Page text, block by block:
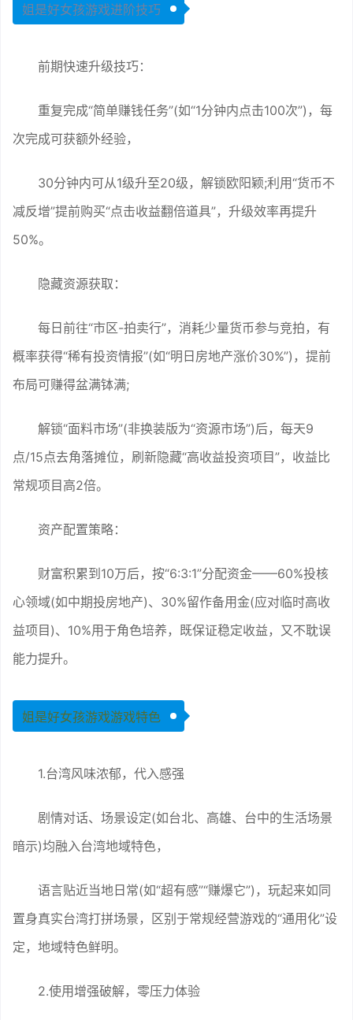
姐是好女孩游戏进阶技巧
前期快速升级技巧：
重复完成“简单赚钱任务”(如“1分钟内点击100次”)，每
次完成可获额外经验，
30分钟内可从1级升至20级，解锁欧阳颖;利用“货币不
减反增”提前购买“点击收益翻倍道具”，升级效率再提升
50%。
隐藏资源获取：
每日前往“市区-拍卖行”，消耗少量货币参与竞拍，有
概率获得“稀有投资情报”(如“明日房地产涨价30%”)，提前
布局可赚得盆满钵满;
解锁“面料市场”(非换装版为“资源市场”)后，每天9
点/15点去角落摊位，刷新隐藏“高收益投资项目”，收益比
常规项目高2倍。
资产配置策略：
财富积累到10万后，按“6:3:1”分配资金——60%投核
心领域(如中期投房地产)、30%留作备用金(应对临时高收
益项目)、10%用于角色培养，既保证稳定收益，又不耽误
能力提升。
姐是好女孩游戏游戏特色
1.台湾风味浓郁，代入感强
剧情对话、场景设定(如台北、高雄、台中的生活场景
暗示)均融入台湾地域特色，
语言贴近当地日常(如“超有感”“赚爆它”)，玩起来如同
置身真实台湾打拼场景，区别于常规经营游戏的“通用化”设
定，地域特色鲜明。
2.使用增强破解，零压力体验